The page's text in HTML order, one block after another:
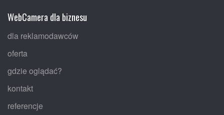
WebCamera dla biznesu
dla reklamodawców
oferta
gdzie oglądać?
kontakt
referencje